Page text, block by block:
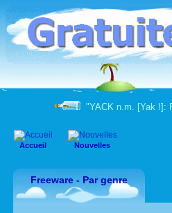
"YACK n.m. [Yak !]:
Accueil Nouvelles
Freeware - Par genre